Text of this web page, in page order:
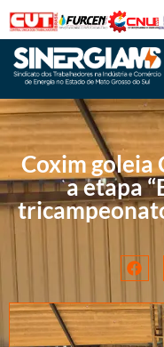
Coxim goleia
a etapa